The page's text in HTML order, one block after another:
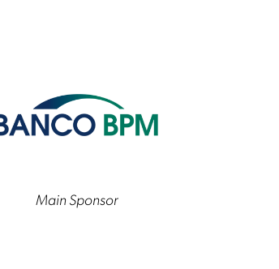
Main Sponsor